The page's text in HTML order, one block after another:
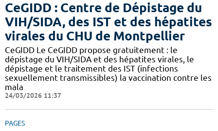
CeGIDD : Centre de Dépistage du
VIH/SIDA, des IST et des hépatites
virales du CHU de Montpellier
CeGIDD Le CeGIDD propose gratuitement : le
dépistage du VIH/SIDA et des hépatites virales, le
dépistage et le traitement des IST (infections
sexuellement transmissibles) la vaccination contre les
mala
24/03/2026 11:37
PAGES